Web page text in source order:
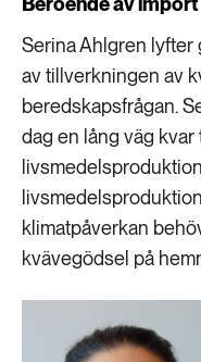
Serina Ahlgren lyfter
av tillverkningen av
beredskapsfrågan.
dag en lång väg
klimatpåverkan
kvävegödsel på